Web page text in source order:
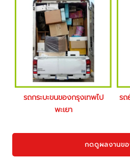
รถกระบะขนของกรุงเทพไป
พะเยา
รถ
กดดูผลงานขอ